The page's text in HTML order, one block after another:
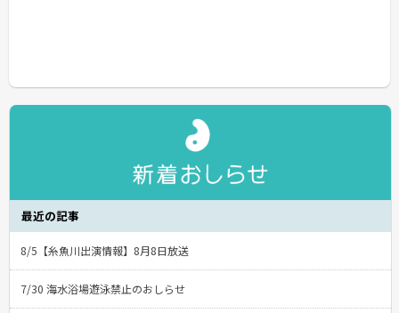
最近の記事
8/5【糸魚川出演情報】8月8日放送
7/30 海水浴場遊泳禁止のおしらせ